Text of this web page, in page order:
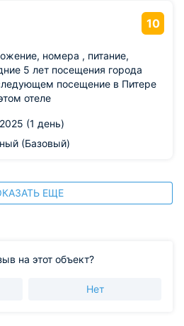
10
номера , питание,
5 лет посещения города
посещение в Питере
отеле
(1 день)
(Базовый)
ЕЩЕ
на этот объект?
Нет